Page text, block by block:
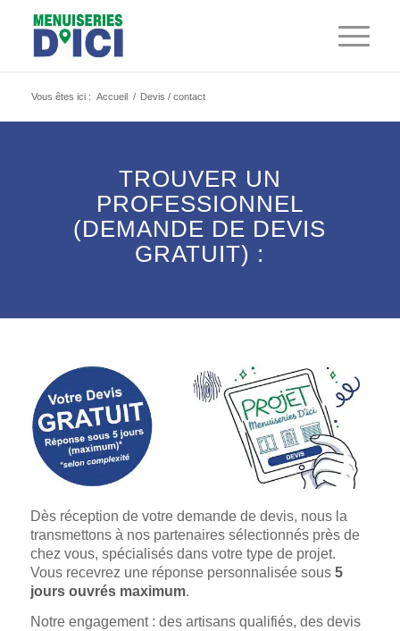
Vous êtes ici : Accueil / Devis / contact
TROUVER UN
PROFESSIONNEL
(DEMANDE DE DEVIS
GRATUIT) :
Dès réception de votre demande de devis, nous la
transmettons à nos partenaires sélectionnés près de
chez vous, spécialisés dans votre type de projet.
Vous recevrez une réponse personnalisée sous 5
jours ouvrés maximum.
Notre engagement : des artisans qualifiés, des devis